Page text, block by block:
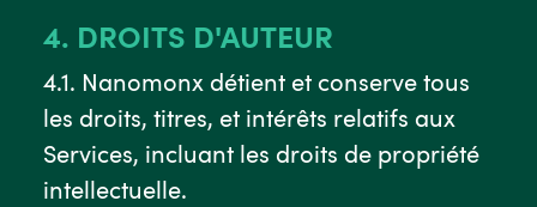
4. DROITS D'AUTEUR
4.1. Nanomonx détient et conserve tous
les droits, titres, et intérêts relatifs aux
Services, incluant les droits de propriété
intellectuelle.